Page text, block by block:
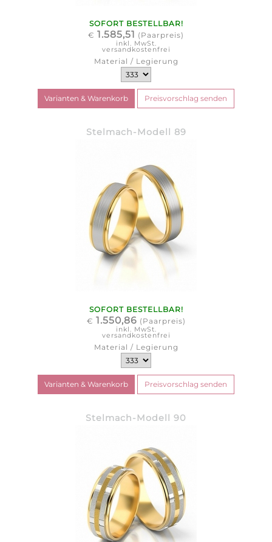
SOFORT BESTELLBAR!
€ 1.585,51 (Paarpreis)
inkl. MwSt.
versandkostenfrei
Material / Legierung
Stelmach-Modell 89
SOFORT BESTELLBAR!
€ 1.550,86 (Paarpreis)
inkl. MwSt.
versandkostenfrei
Material / Legierung
Stelmach-Modell 90